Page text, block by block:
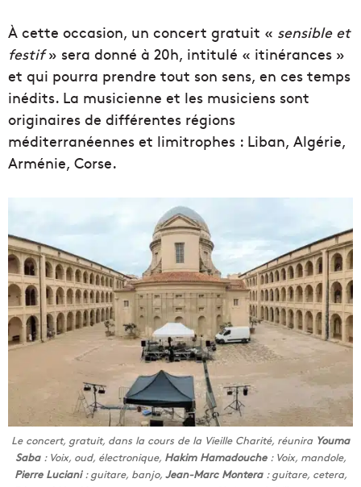
À cette occasion, un concert gratuit « sensible et
festif» sera donné à 20h, intitulé « itinérances »
et qui pourra prendre tout son sens, en ces temps
inédits. La musicienne et les musiciens sont
originaires de différentes régions
méditerranéennes et limitrophes : Liban, Algérie,
Arménie, Corse.
Le concert, gratuit, dans la cours de la Vieille Charité, réunira Youma
Saba: Voix, oud, électronique, Hakim Hamadouche: Voix, mandole,
Pierre Luciani: guitare, banjo, Jean-Marc Montera: guitare, cetera,